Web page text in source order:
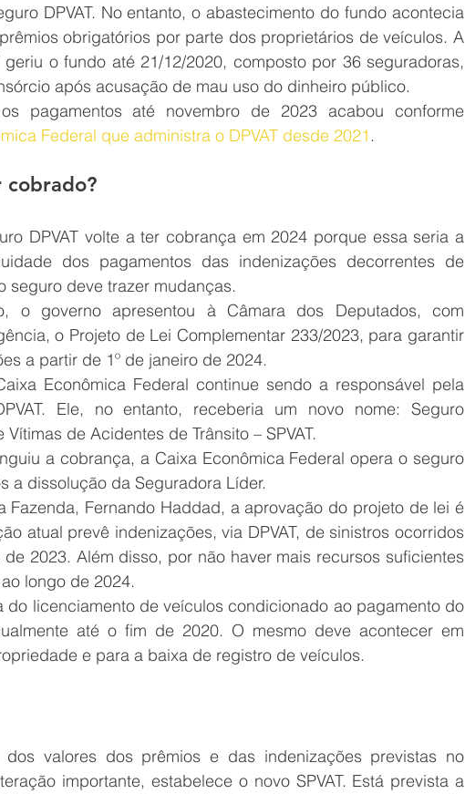
DPVAT. No entanto, o abastecimento do fundo acontecia
obrigatórios por parte dos proprietários de veículos. A
geriu o fundo até 21/12/2020, composto por 36 seguradoras,
após acusação de mau uso do dinheiro público.
Federal que administra o DPVAT desde 2021.
cobrado?
DPVAT volte a ter cobrança em 2024 porque essa seria a
dos pagamentos das indenizações decorrentes de
seguro deve trazer mudanças.
o governo apresentou à Câmara dos Deputados, com
o Projeto de Lei Complementar 233/2023, para garantir
a partir de 1º de janeiro de 2024.
Econômica Federal continue sendo a responsável pela
Ele, no entanto, receberia um novo nome: Seguro
de Acidentes de Trânsito – SPVAT.
a cobrança, a Caixa Econômica Federal opera o seguro
a dissolução da Seguradora Líder.
Fazenda, Fernando Haddad, a aprovação do projeto de lei é
atual prevê indenizações, via DPVAT, de sinistros ocorridos
2023. Além disso, por não haver mais recursos suficientes
longo de 2024.
do licenciamento de veículos condicionado ao pagamento do
até o fim de 2020. O mesmo deve acontecer em
e para a baixa de registro de veículos.
valores dos prêmios e das indenizações previstas no
importante, estabelece o novo SPVAT. Está prevista a